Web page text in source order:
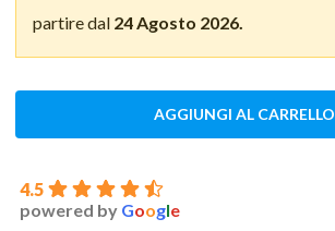
partire dal 24 Agosto 2026.
AGGIUNGI AL CARRELLO
4.5
powered by Google